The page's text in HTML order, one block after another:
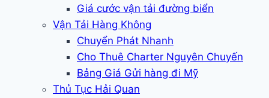
Giá cước vận tải đường biển
Vận Tải Hàng Không
Chuyển Phát Nhanh
Cho Thuê Charter Nguyên Chuyến
Bảng Giá Gửi hàng đi Mỹ
Thủ Tục Hải Quan